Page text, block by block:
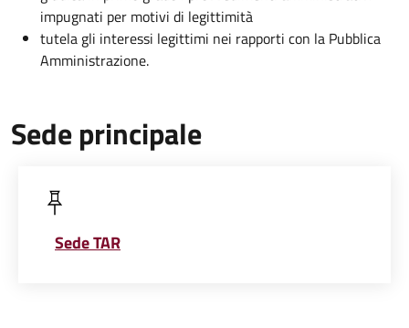
impugnati per motivi di legittimità
tutela gli interessi legittimi nei rapporti con la Pubblica
Amministrazione.
Sede principale
Sede TAR